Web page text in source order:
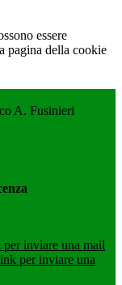
essere
pagina della cookie
A. Fusinieri
inviare una mail
per inviare una